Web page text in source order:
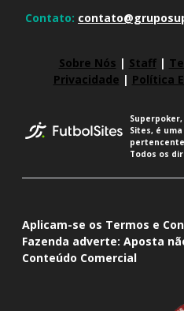
Contato:
Sobre Nós | Staff|
Privacidade | Política
Sites, é
Todos os
Aplicam-se os Termos e
Fazenda adverte: Aposta
Conteúdo Comercial